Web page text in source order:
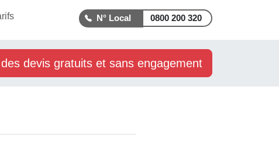
0800 200 320
devis gratuits et sans engagement